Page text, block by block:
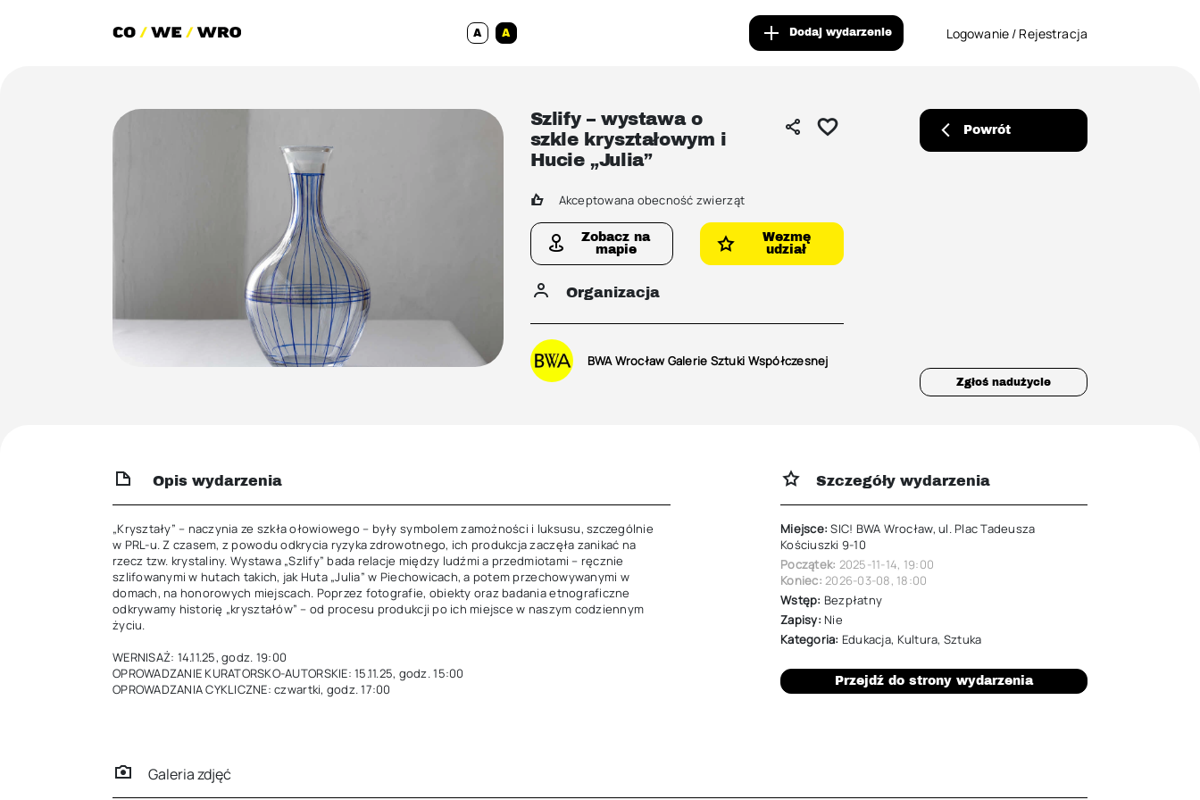
A A Dodaj wydarzenie Logowanie / Rejestracja
Szlify – wystawa o
szkle kryształowym i
Hucie „Julia”
Akceptowana obecność zwierząt
Zobacz na
mapie
Wezmę
udział
Organizacja
BWA Wrocław Galerie Sztuki Współczesnej
Powrót
Zgłoś nadużycie
Opis wydarzenia
„Kryształy” – naczynia ze szkła ołowiowego – były symbolem zamożności i luksusu, szczególnie
w PRL-u. Z czasem, z powodu odkrycia ryzyka zdrowotnego, ich produkcja zaczęła zanikać na
rzecz tzw. krystaliny. Wystawa „Szlify” bada relacje między ludźmi a przedmiotami – ręcznie
szlifowanymi w hutach takich, jak Huta „Julia” w Piechowicach, a potem przechowywanymi w
domach, na honorowych miejscach. Poprzez fotografie, obiekty oraz badania etnograficzne
odkrywamy historię „kryształów” – od procesu produkcji po ich miejsce w naszym codziennym
życiu.
WERNISAŻ: 14.11.25, godz. 19:00
OPROWADZANIE KURATORSKO-AUTORSKIE: 15.11.25, godz. 15:00
OPROWADZANIA CYKLICZNE: czwartki, godz. 17:00
Szczegóły wydarzenia
Miejsce:SIC! BWA Wrocław, ul. Plac Tadeusza
Kościuszki 9-10
Początek: 2025-11-14, 19:00
Koniec:2026-03-08, 18:00
Wstęp: Bezpłatny
Zapisy: Nie
Kategoria: Edukacja, Kultura, Sztuka
Przejdź do strony wydarzenia
Galeria zdjęć